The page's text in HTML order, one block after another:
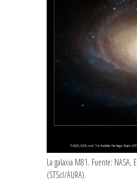
La galaxia M81. Fuente: NASA,
(STScI/AURA).